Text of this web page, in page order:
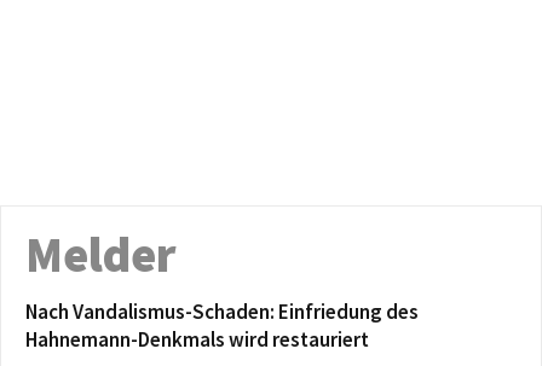
Melder
Nach Vandalismus-Schaden: Einfriedung des
Hahnemann-Denkmals wird restauriert